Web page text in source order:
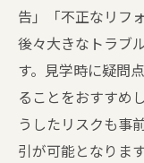
告」「不正なリフ
後々大きなトラブ
す。見学時に疑問
ることをおすすめ
うしたリスクも事
引が可能となります